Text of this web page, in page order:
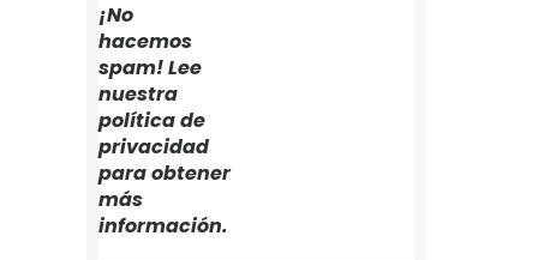
¡No
hacemos
spam! Lee
nuestra
política de
privacidad
para obtener
más
información.